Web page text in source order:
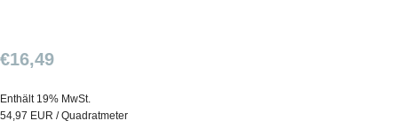
€16,49
Enthält 19% MwSt.
54,97 EUR / Quadratmeter